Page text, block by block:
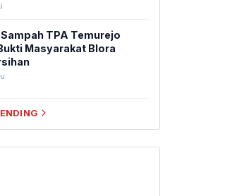
TPA Temurejo
Masyarakat Blora